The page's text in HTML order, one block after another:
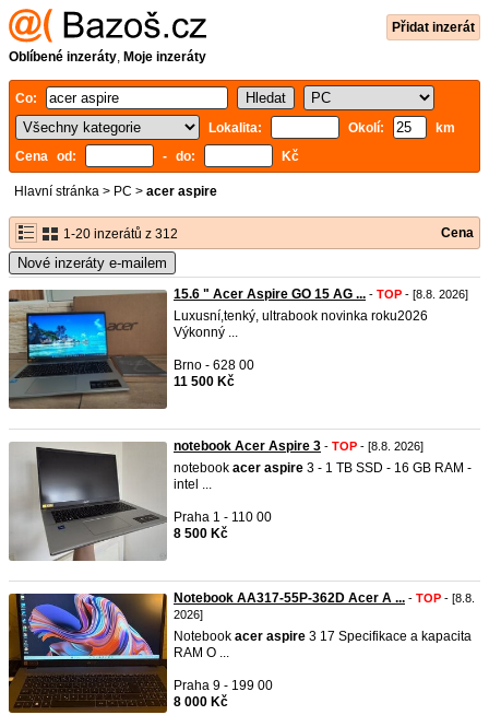
Přidat inzerát
Oblíbené inzeráty, Moje inzeráty
Co:
Lokalita:
Okolí:
km
Cena od:
- do: Kč
Hlavní stránka > PC > acer aspire
1-20 inzerátů z 312 Cena
Nové inzeráty e-mailem
15.6 " Acer Aspire GO 15 AG ... - TOP - [8.8. 2026]
Luxusní,tenký, ultrabook novinka roku2026
Výkonný ...
Brno - 628 00
11 500 Kč
notebook Acer Aspire 3 - TOP - [8.8. 2026]
notebook acer aspire 3 - 1 TB SSD - 16 GB RAM -
intel ...
Praha 1 - 110 00
8 500 Kč
Notebook AA317-55P-362D Acer A ... - TOP - [8.8.
2026]
Notebook acer aspire 3 17 Specifikace a kapacita
RAM O ...
Praha 9 - 199 00
8 000 Kč